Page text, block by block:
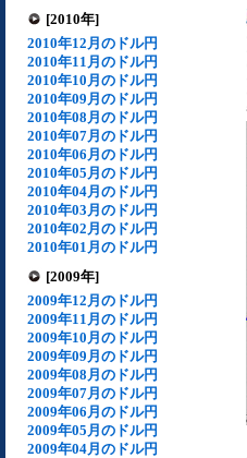
[2010年]
2010年12月のドル円
2010年11月のドル円
2010年10月のドル円
2010年09月のドル円
2010年08月のドル円
2010年07月のドル円
2010年06月のドル円
2010年05月のドル円
2010年04月のドル円
2010年03月のドル円
2010年02月のドル円
2010年01月のドル円
[2009年]
2009年12月のドル円
2009年11月のドル円
2009年10月のドル円
2009年09月のドル円
2009年08月のドル円
2009年07月のドル円
2009年06月のドル円
2009年05月のドル円
2009年04月のドル円